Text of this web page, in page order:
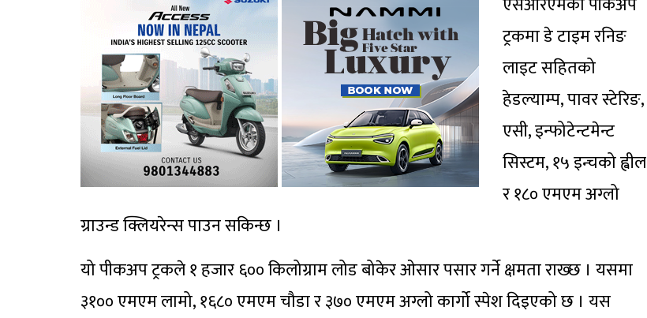
ट्रकमा डे टाइम रनिङ
लाइट सहितको
हेडल्याम्प, पावर स्टेरिङ,
एसी, इन्फोटेन्टमेन्ट
सिस्टम, १५ इन्चको ह्वील
र १८० एमएम अग्लो
ग्राउन्ड क्लियरेन्स पाउन सकिन्छ ।
यो पीकअप ट्रकले १ हजार ६०० किलोग्राम लोड बोकेर ओसार पसार गर्ने क्षमता राख्छ । यसमा
३१०० एमएम लामो, १६८० एमएम चौडा र ३७० एमएम अग्लो कार्गो स्पेश दिइएको छ । यस